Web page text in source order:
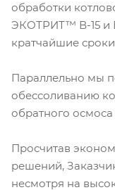
обработки
ЭКОТРИТ™ В-15 и
кратчайшие
Параллельно мы
обессоливанию
обратного
Просчитав
решений,
несмотря на